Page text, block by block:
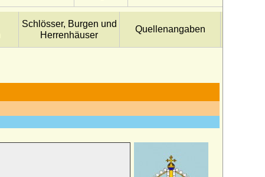
Schlösser, Burgen und
Herrenhäuser
Quellenangaben